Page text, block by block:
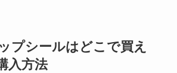
プシールはどこで買え
入方法